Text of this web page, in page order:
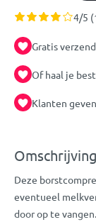
4/5
Gratis
Of haal je
Klanten
Omschrijving
Deze
eventueel
door op te